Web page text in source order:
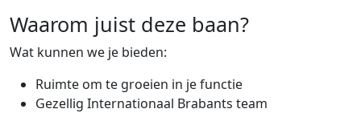
Waarom juist deze baan?
Wat kunnen we je bieden:
Ruimte om te groeien in je functie
Gezellig Internationaal Brabants team